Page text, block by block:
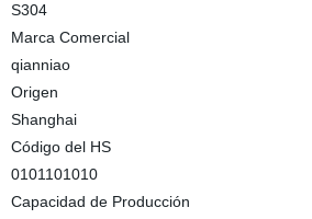
S304
Marca Comercial
qianniao
Origen
Shanghai
Código del HS
0101101010
Capacidad de Producción